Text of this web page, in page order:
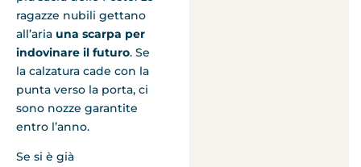
ragazze nubili gettano
all’aria una scarpa per
indovinare il futuro. Se
la calzatura cade con la
punta verso la porta, ci
sono nozze garantite
entro l’anno.
Se si è già